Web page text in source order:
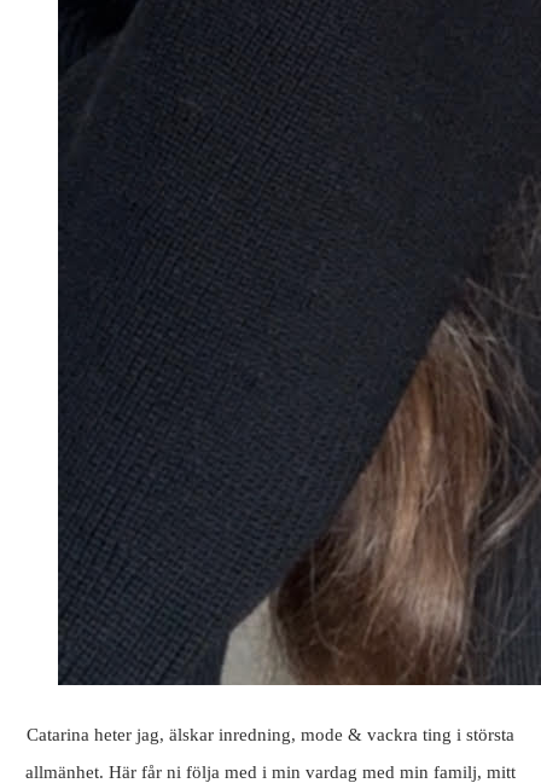
Catarina heter jag, älskar inredning, mode & vackra ting i största
allmänhet. Här får ni följa med i min vardag med min familj, mitt